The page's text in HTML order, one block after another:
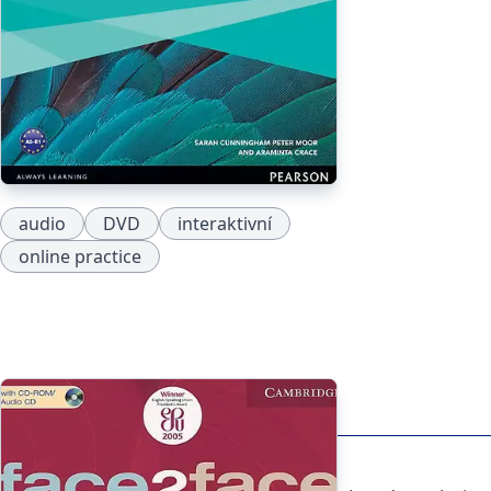
audio DVD
interaktivní
online practice